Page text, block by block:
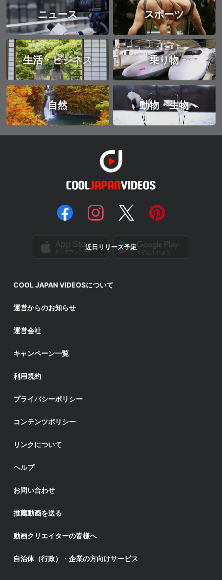
ニュース スポーツ
生活・ビジネス 乗り物
自然 動物・生物
近日リリース予定
COOL JAPAN VIDEOSについて
運営からのお知らせ
運営会社
キャンペーン一覧
利用規約
プライバシーポリシー
コンテンツポリシー
リンクについて
ヘルプ
お問い合わせ
推薦動画を送る
動画クリエイターの皆様へ
自治体（行政）・企業の方向けサービス